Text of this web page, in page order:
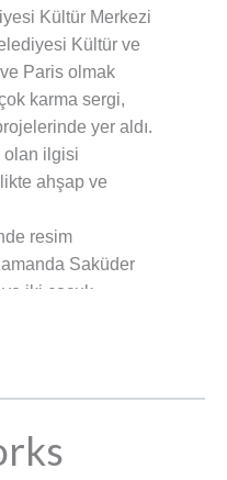
Kültür Merkezi
Kültür ve
ve Paris olmak
karma sergi,
yer aldı.
olan ilgisi
ahşap ve
resim
Saküder
iki çoçuk